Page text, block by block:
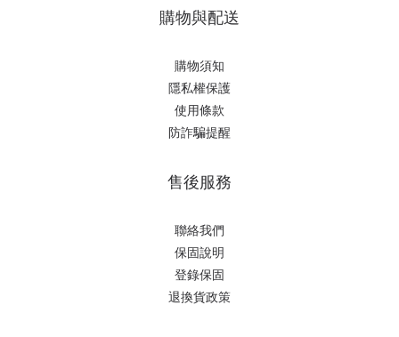
購物與配送
購物須知
隱私權保護
使用條款
防詐騙提醒
售後服務
聯絡我們
保固說明
登錄保固
退換貨政策